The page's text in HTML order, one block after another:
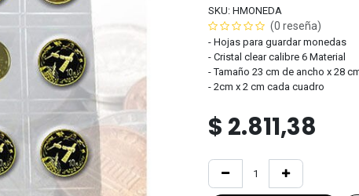
SKU: HMONEDA
(0 reseña)
- Hojas para guardar monedas
- Cristal clear calibre 6 Material
- Tamaño 23 cm de ancho x 28
- 2cm x 2 cm cada cuadro
$ 2.811,38